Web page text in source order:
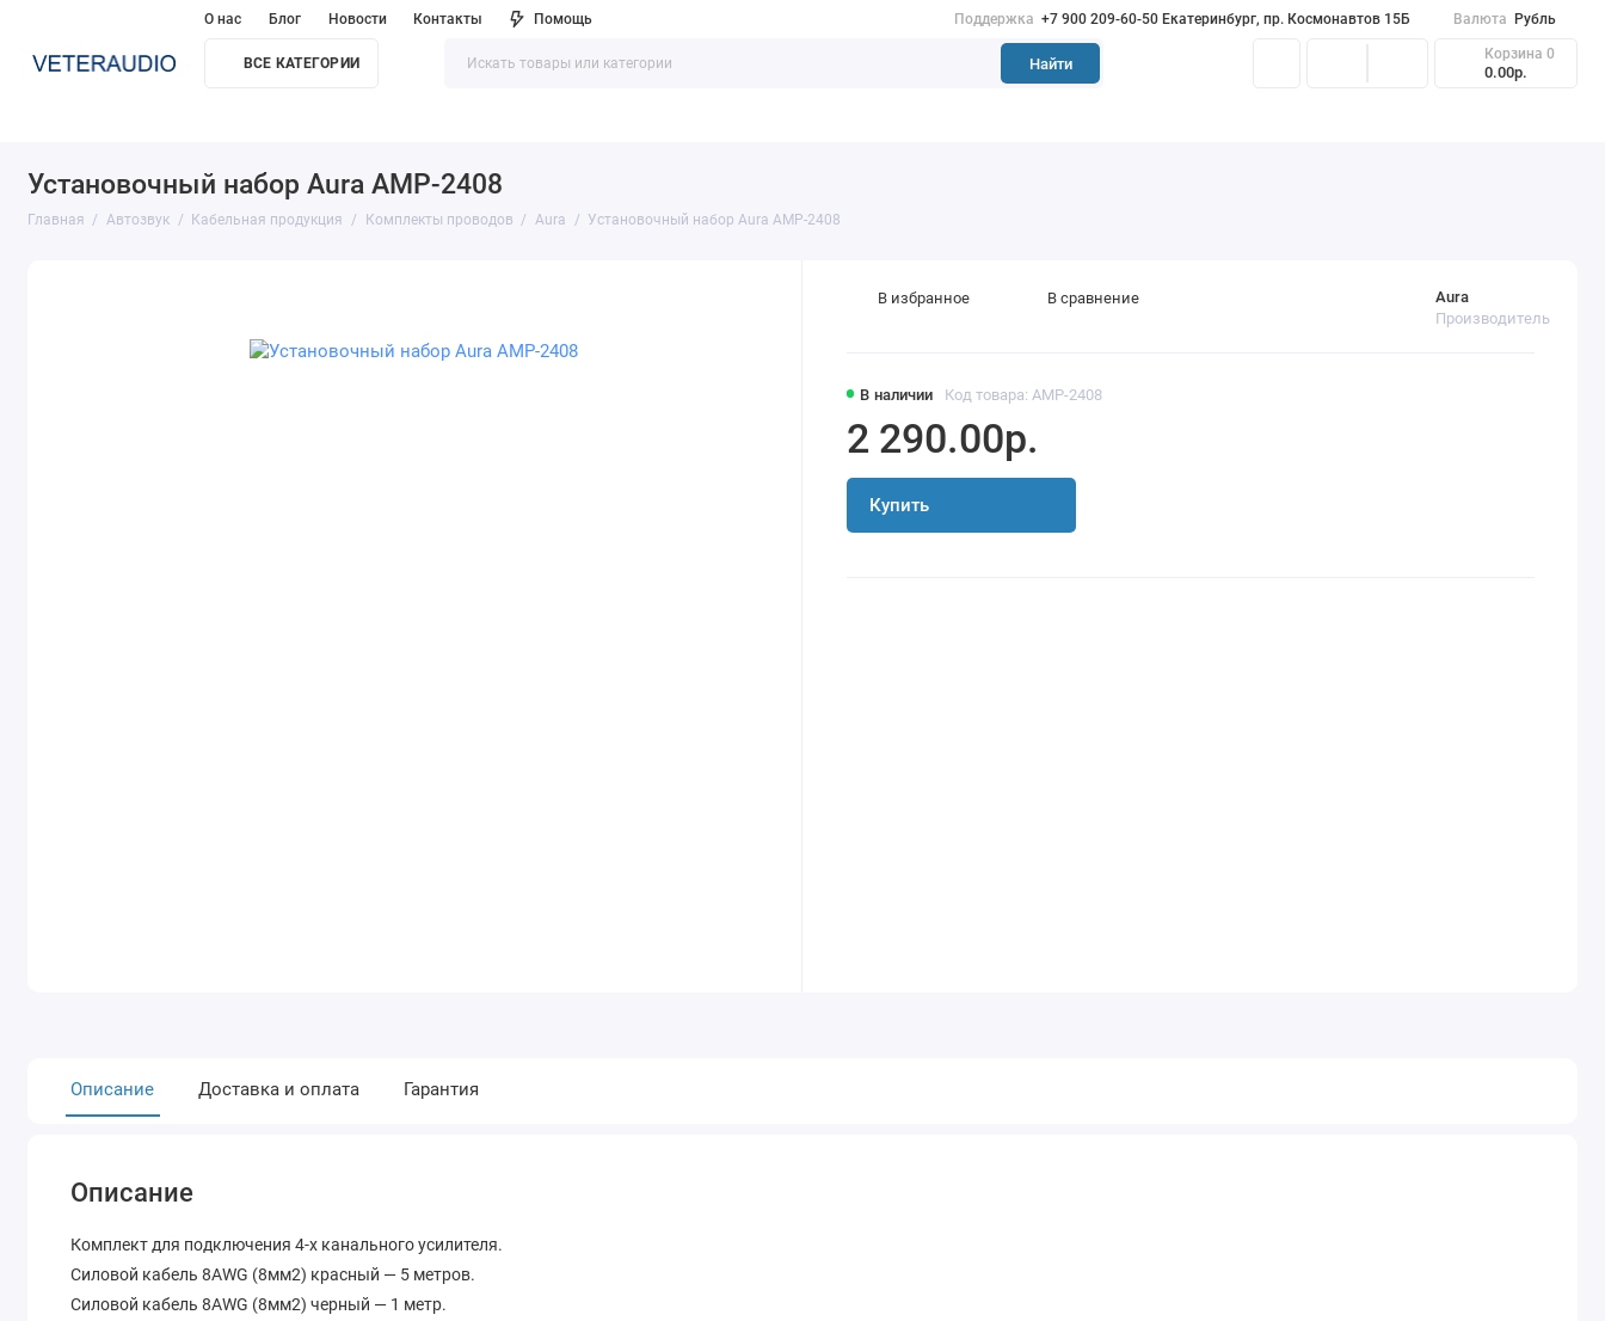
О нас Блог Новости Контакты Помощь Поддержка +7 900 209-60-50 Екатеринбург, пр. Космонавтов 15Б Валюта Рубль
ВСЕ КАТЕГОРИИ Найти
Корзина 0
0.00р.
Установочный набор Aura AMP-2408
Главная Автозвук Кабельная продукция Комплекты проводов Aura Установочный набор Aura AMP-2408
В наличии Код товара: AMP-2408
Aura
Производитель
2 290.00р.
Купить
В избранное В сравнение
Описание Доставка и оплата Гарантия
Описание
Комплект для подключения 4-х канального усилителя.
Силовой кабель 8AWG (8мм2) красный — 5 метров.
Силовой кабель 8AWG (8мм2) черный — 1 метр.